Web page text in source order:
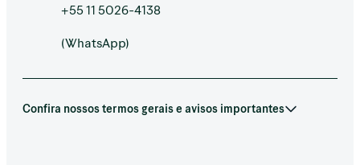
+55 11 5026-4138
(WhatsApp)
Confira nossos termos gerais e avisos importantes